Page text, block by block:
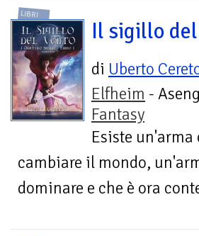
LIBRI
Il sigillo
di Uberto
Elfheim -
Fantasy
Esiste
cambiare il mondo,
dominare e che è ora